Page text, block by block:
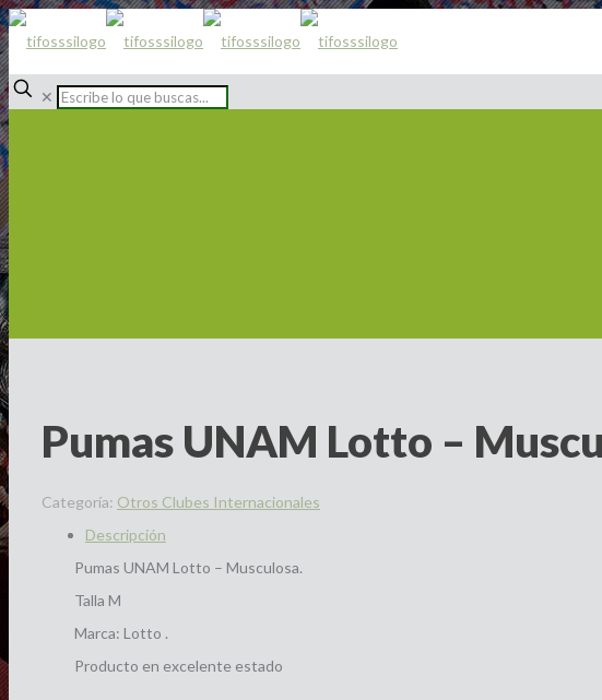
✕
Pumas UNAM Lotto –
Categoría: Otros Clubes Internacionales
Descripción
Pumas UNAM Lotto – Musculosa.
Talla M
Marca: Lotto .
Producto en excelente estado